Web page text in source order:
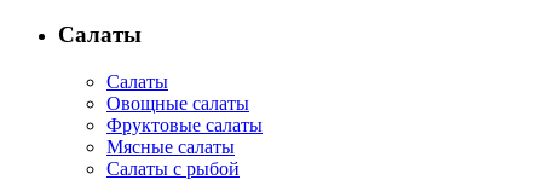
Салаты
Салаты
Овощные салаты
Фруктовые салаты
Мясные салаты
Салаты с рыбой